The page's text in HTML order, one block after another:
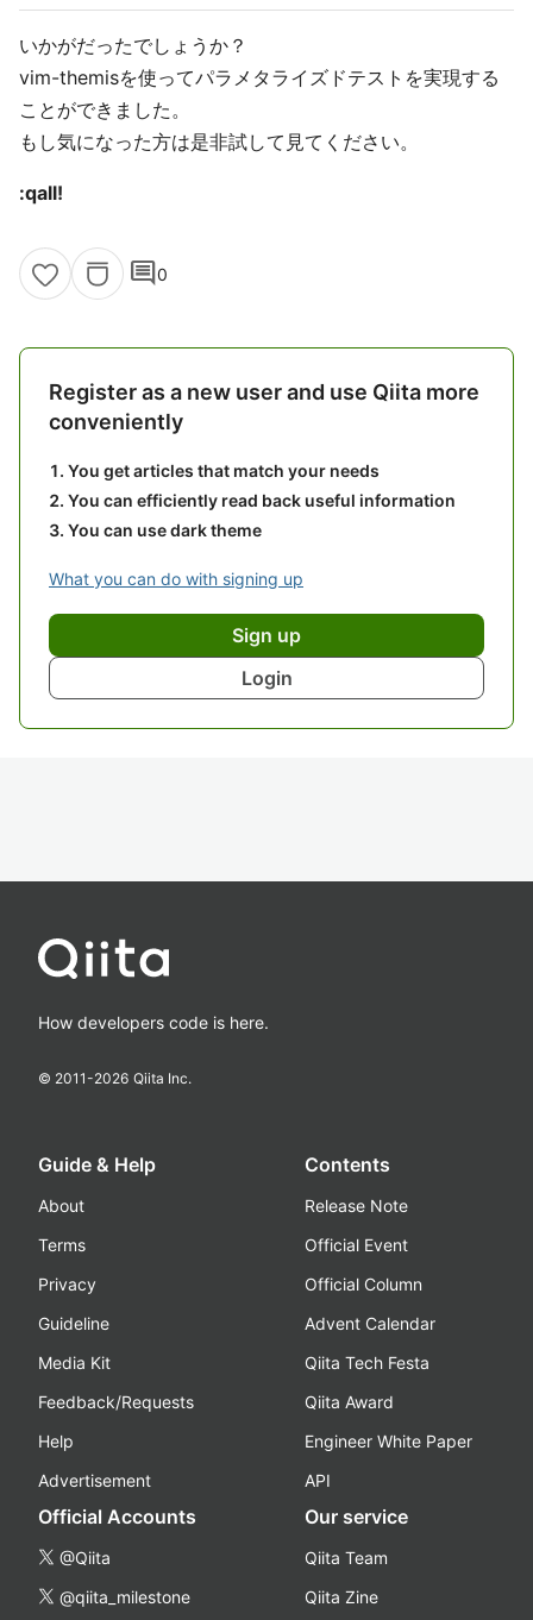
いかがだったでしょうか？
vim-themisを使ってパラメタライズドテストを実現する
ことができました。
もし気になった方は是非試して見てください。
:qall!
comment0
Register as a new user and use Qiita more
conveniently
You get articles that match your needs
You can efficiently read back useful information
You can use dark theme
What you can do with signing up
Sign up
Login
How developers code is here.
© 2011-2026 Qiita Inc.
Guide & Help
About
Terms
Privacy
Guideline
Media Kit
Feedback/Requests
Help
Advertisement
Contents
Release Note
Official Event
Official Column
Advent Calendar
Qiita Tech Festa
Qiita Award
Engineer White Paper
API
Official Accounts
@Qiita
@qiita_milestone
Our service
Qiita Team
Qiita Zine